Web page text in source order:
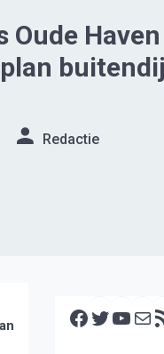
Oude
Redactie
Facebook Twitter YouTube E-mail